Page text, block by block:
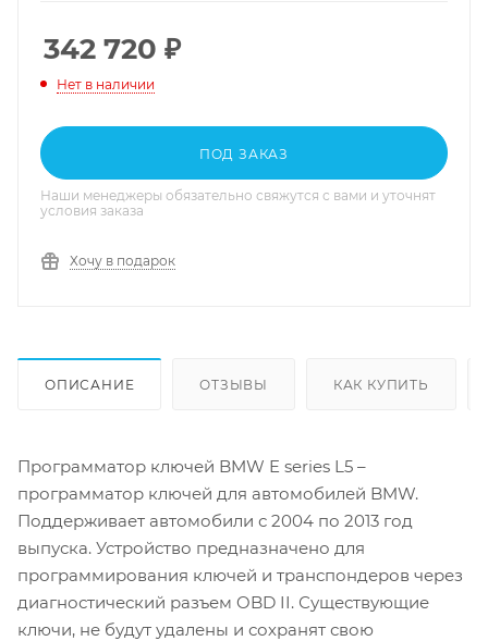
342 720 ₽
Нет в наличии
ПОД ЗАКАЗ
Наши менеджеры обязательно свяжутся с вами и уточнят
условия заказа
Хочу в подарок
ОПИСАНИЕ ОТЗЫВЫ КАК КУПИТЬ
Программатор ключей BMW E series L5 –
программатор ключей для автомобилей BMW.
Поддерживает автомобили с 2004 по 2013 год
выпуска. Устройство предназначено для
программирования ключей и транспондеров через
диагностический разъем OBD II. Существующие
ключи, не будут удалены и сохранят свою